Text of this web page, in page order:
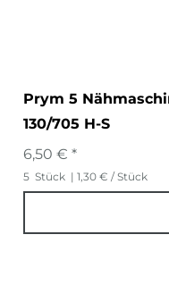
Prym 5
130/705 H-S
6,50 € *
5 Stück | 1,30 € / Stück